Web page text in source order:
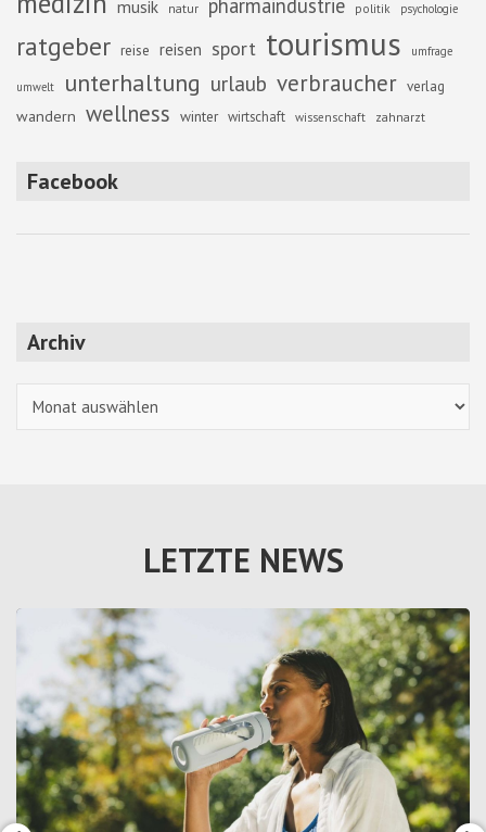
musik natur pharmaindustrie politik psychologie
ratgeber reise reisen sport tourismus umfrage
umwelt unterhaltung urlaub verbraucher verlag
wandern wellness winter wirtschaft wissenschaft zahnarzt
Facebook
Archiv
LETZTE NEWS